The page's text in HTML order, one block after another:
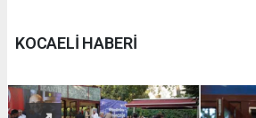
KOCAELİ HABERİ